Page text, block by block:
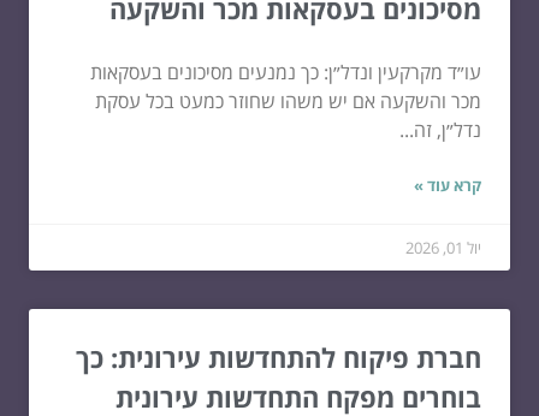
מסיכונים בעסקאות מכר והשקעה
עו״ד מקרקעין ונדל״ן: כך נמנעים מסיכונים בעסקאות
מכר והשקעה אם יש משהו שחוזר כמעט בכל עסקת
נדל״ן, זה...
קרא עוד »
יול 01, 2026
חברת פיקוח להתחדשות עירונית: כך
בוחרים מפקח התחדשות עירונית